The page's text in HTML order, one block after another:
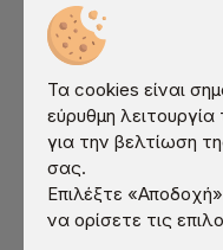
+30 698 00 21 274
info@hangerhub.gr
Λητούς 12,
Χρήσιμα
Εταιρεία
Συχνές Ερωτήσεις
Εκτύπωση
Τα cookies είναι
εύρυθμη
για την βελτίωση
σας.
Επιλέξτε
να ορίσετε τις